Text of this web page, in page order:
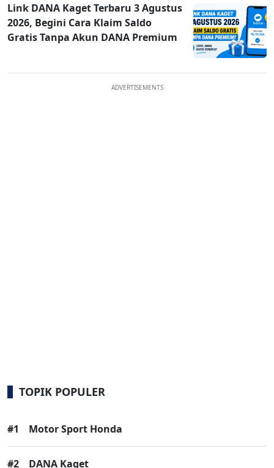
Link DANA Kaget Terbaru 3 Agustus
2026, Begini Cara Klaim Saldo
Gratis Tanpa Akun DANA Premium
ADVERTISEMENTS
TOPIK POPULER
#1 Motor Sport Honda
#2 DANA Kaget